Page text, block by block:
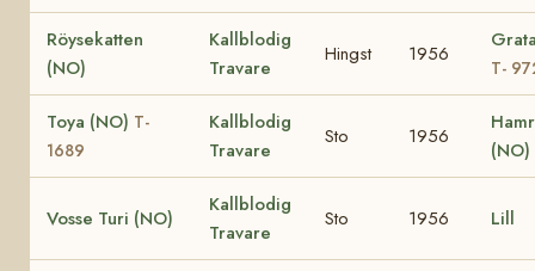
Röysekatten
(NO)
Kallblodig
Travare
Hingst 1956
T-
Toya (NO) T-
1689
Kallblodig
Travare
Sto 1956
(NO)
Vosse Turi (NO)
Kallblodig
Travare
Sto 1956 Lill